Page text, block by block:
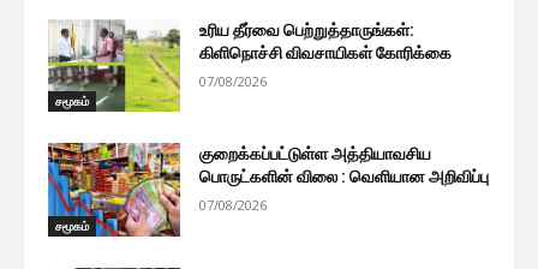
சமூகம்
உரிய தீர்வை பெற்றுத்தாருங்கள்:
கிளிநொச்சி விவசாயிகள் கோரிக்கை
07/08/2026
சமூகம்
குறைக்கப்பட்டுள்ள அத்தியாவசிய
பொருட்களின் விலை : வெளியான அறிவிப்பு
07/08/2026